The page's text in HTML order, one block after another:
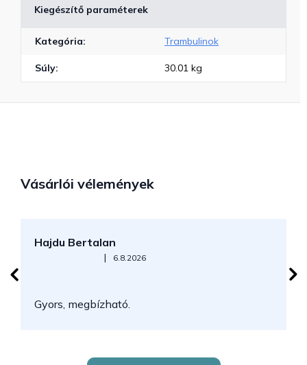
Kiegészítő paraméterek
Kategória: Trambulinok
Súly: 30.01 kg
Vásárlói vélemények
Hajdu Bertalan
Az áruház értékelése 5-ből 5 csillag.
| 6.8.2026
Gyors, megbízható.